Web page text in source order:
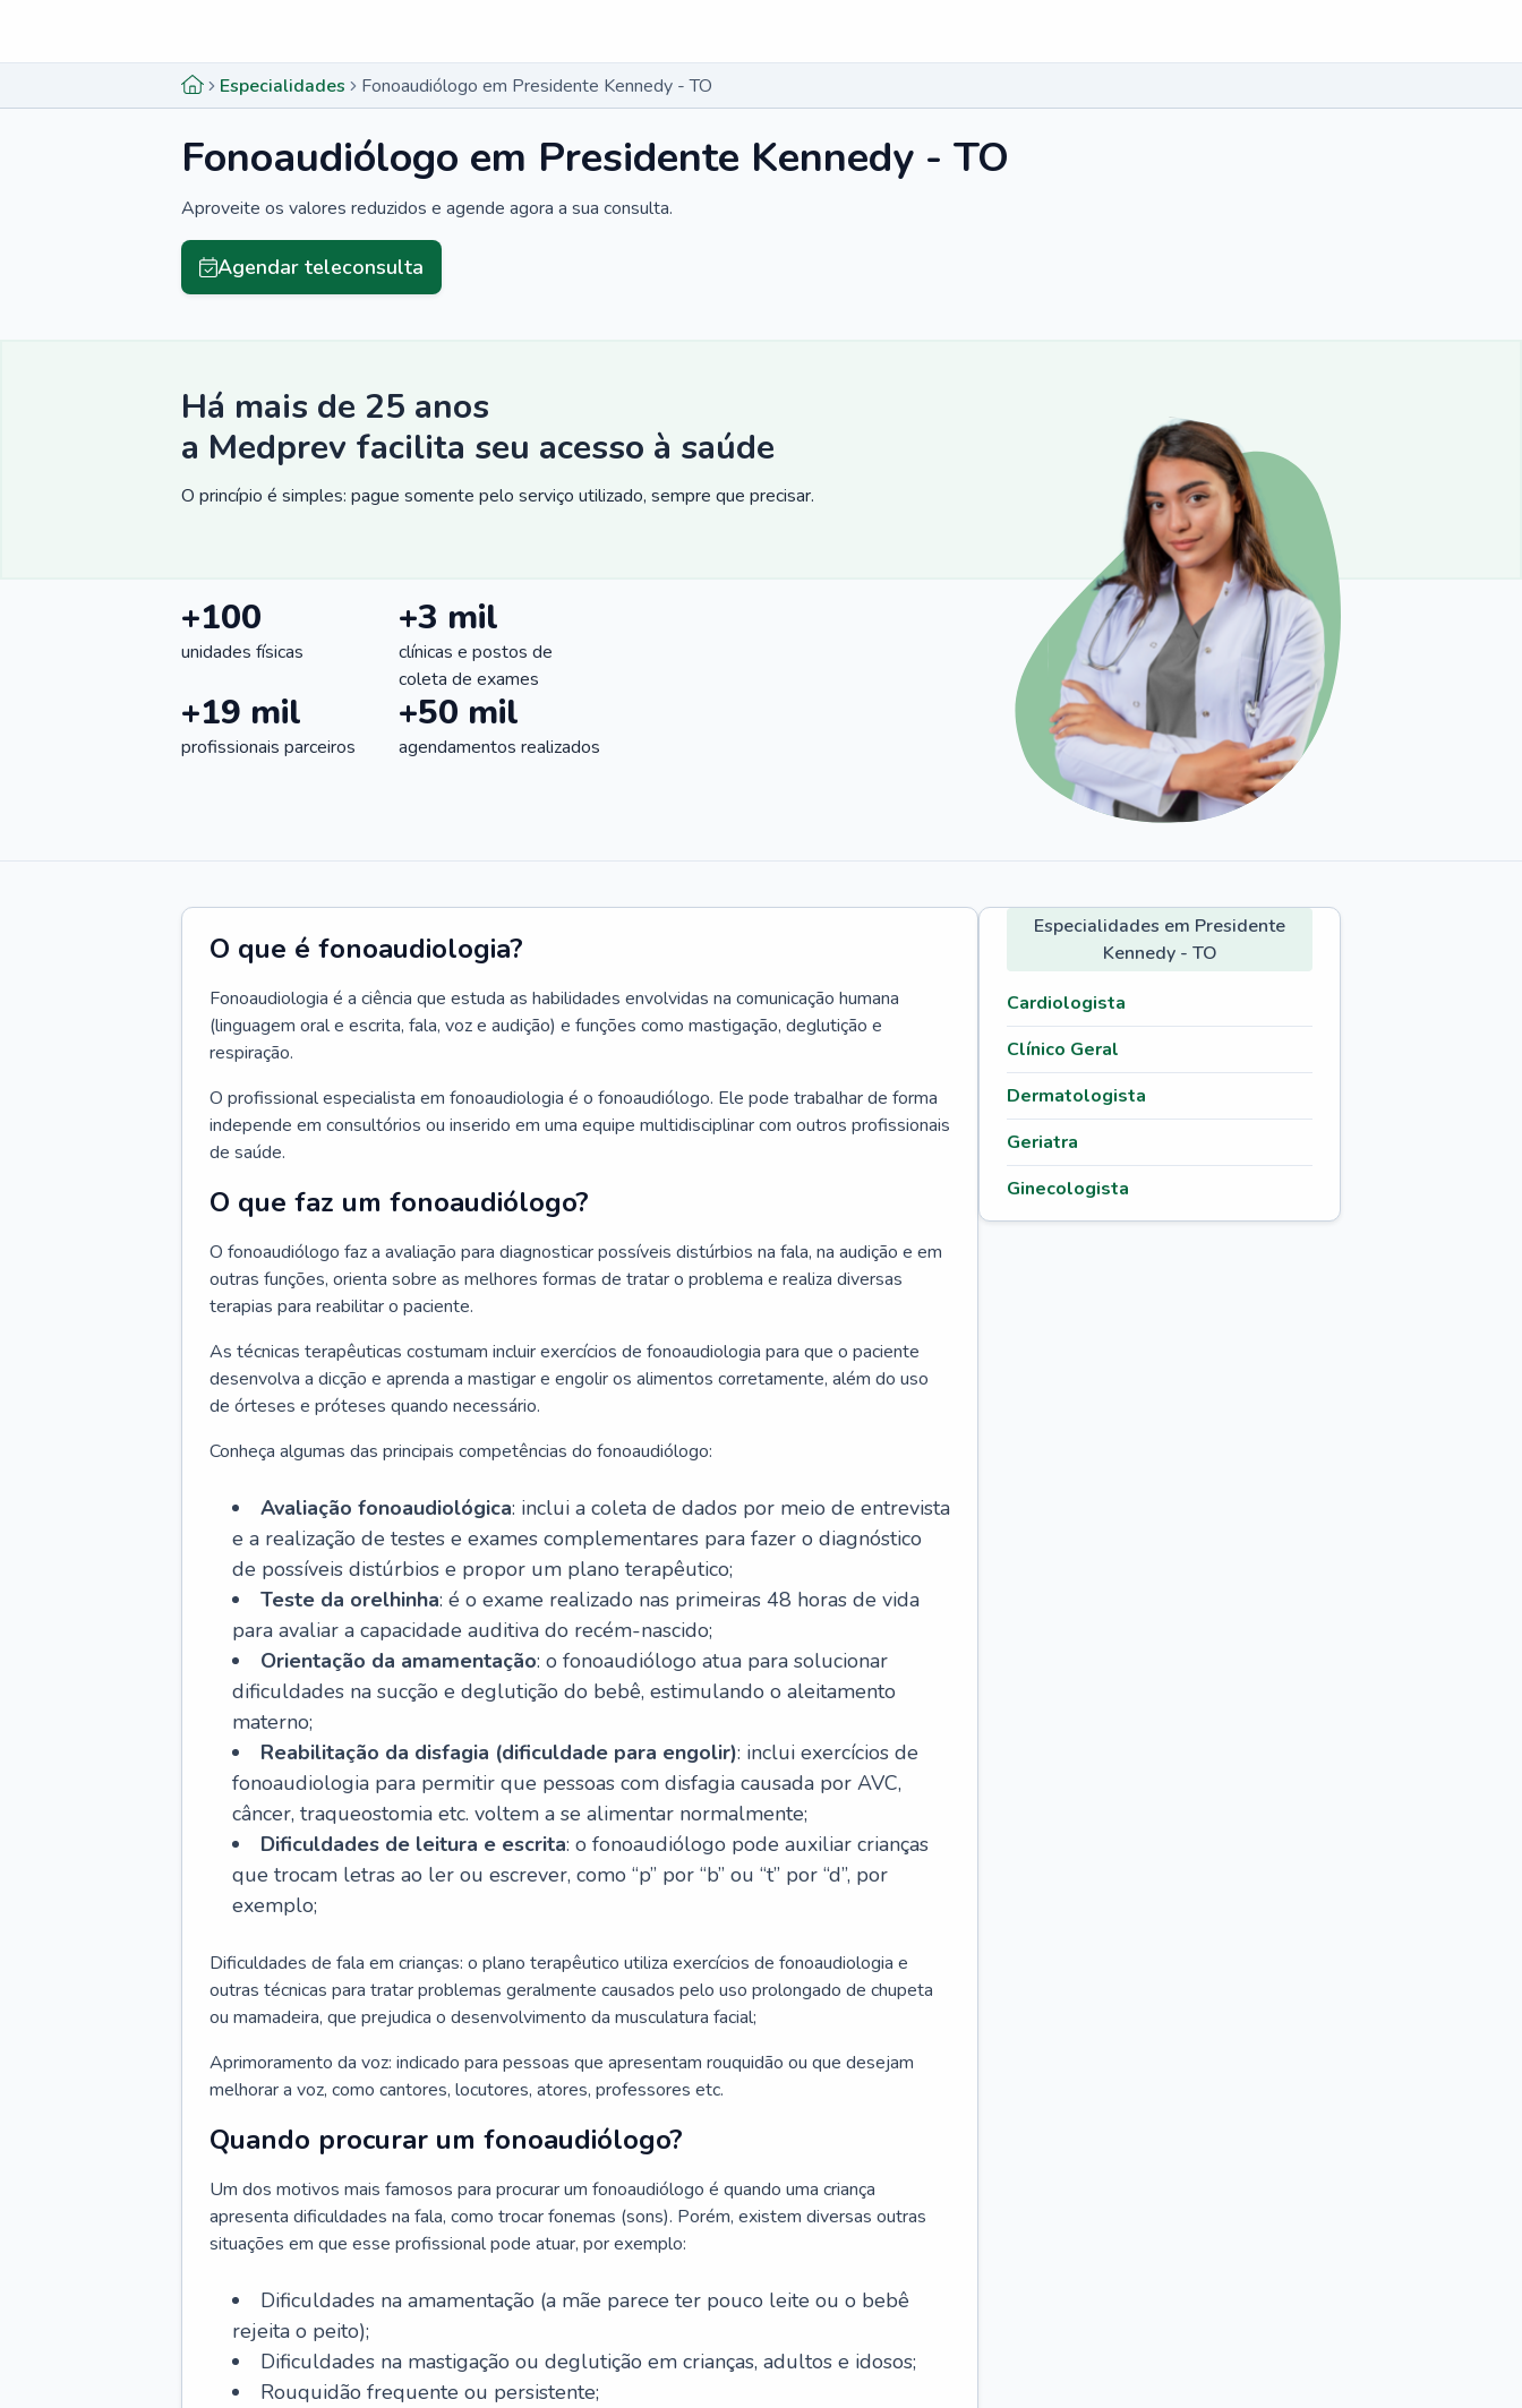
Especialidades Fonoaudiólogo em Presidente Kennedy - TO
Fonoaudiólogo em Presidente Kennedy - TO
Aproveite os valores reduzidos e agende agora a sua consulta.
Agendar teleconsulta
Há mais de 25 anos
a Medprev facilita seu acesso à saúde
O princípio é simples: pague somente pelo serviço utilizado, sempre que precisar.
+100
unidades físicas
+3 mil
clínicas e postos de
coleta de exames
+19 mil
profissionais parceiros
+50 mil
agendamentos realizados
O que é fonoaudiologia?
Fonoaudiologia é a ciência que estuda as habilidades envolvidas na comunicação humana
(linguagem oral e escrita, fala, voz e audição) e funções como mastigação, deglutição e
respiração.
O profissional especialista em fonoaudiologia é o fonoaudiólogo. Ele pode trabalhar de forma
independe em consultórios ou inserido em uma equipe multidisciplinar com outros profissionais
de saúde.
O que faz um fonoaudiólogo?
O fonoaudiólogo faz a avaliação para diagnosticar possíveis distúrbios na fala, na audição e em
outras funções, orienta sobre as melhores formas de tratar o problema e realiza diversas
terapias para reabilitar o paciente.
As técnicas terapêuticas costumam incluir exercícios de fonoaudiologia para que o paciente
desenvolva a dicção e aprenda a mastigar e engolir os alimentos corretamente, além do uso
de órteses e próteses quando necessário.
Conheça algumas das principais competências do fonoaudiólogo:
Avaliação fonoaudiológica: inclui a coleta de dados por meio de entrevista
e a realização de testes e exames complementares para fazer o diagnóstico
de possíveis distúrbios e propor um plano terapêutico;
Teste da orelhinha: é o exame realizado nas primeiras 48 horas de vida
para avaliar a capacidade auditiva do recém-nascido;
Orientação da amamentação: o fonoaudiólogo atua para solucionar
dificuldades na sucção e deglutição do bebê, estimulando o aleitamento
materno;
Reabilitação da disfagia (dificuldade para engolir): inclui exercícios de
fonoaudiologia para permitir que pessoas com disfagia causada por AVC,
câncer, traqueostomia etc. voltem a se alimentar normalmente;
Dificuldades de leitura e escrita: o fonoaudiólogo pode auxiliar crianças
que trocam letras ao ler ou escrever, como “p” por “b” ou “t” por “d”, por
exemplo;
Dificuldades de fala em crianças: o plano terapêutico utiliza exercícios de fonoaudiologia e
outras técnicas para tratar problemas geralmente causados pelo uso prolongado de chupeta
ou mamadeira, que prejudica o desenvolvimento da musculatura facial;
Aprimoramento da voz: indicado para pessoas que apresentam rouquidão ou que desejam
melhorar a voz, como cantores, locutores, atores, professores etc.
Quando procurar um fonoaudiólogo?
Um dos motivos mais famosos para procurar um fonoaudiólogo é quando uma criança
apresenta dificuldades na fala, como trocar fonemas (sons). Porém, existem diversas outras
situações em que esse profissional pode atuar, por exemplo:
Dificuldades na amamentação (a mãe parece ter pouco leite ou o bebê
rejeita o peito);
Dificuldades na mastigação ou deglutição em crianças, adultos e idosos;
Rouquidão frequente ou persistente;
Especialidades em Presidente
Kennedy - TO
Cardiologista
Clínico Geral
Dermatologista
Geriatra
Ginecologista